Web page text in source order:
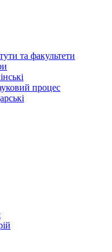
та факультети
процес